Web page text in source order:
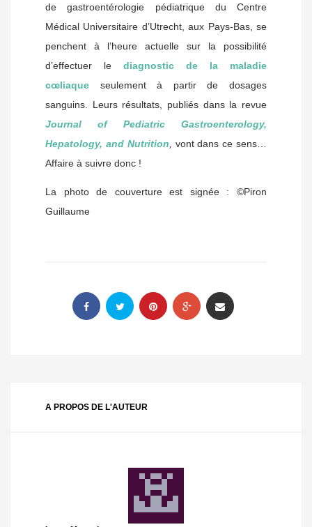
de gastroentérologie pédiatrique du Centre
Médical Universitaire d’Utrecht, aux Pays-Bas, se
penchent à l’heure actuelle sur la possibilité
d’effectuer le diagnostic de la maladie
cœliaque seulement à partir de dosages
sanguins. Leurs résultats, publiés dans la revue
Journal of Pediatric Gastroenterology,
Hepatology, and Nutrition
vont dans ce sens…
Affaire à suivre donc !
La photo de couverture est signée : ©Piron
Guillaume
A PROPOS DE L'AUTEUR